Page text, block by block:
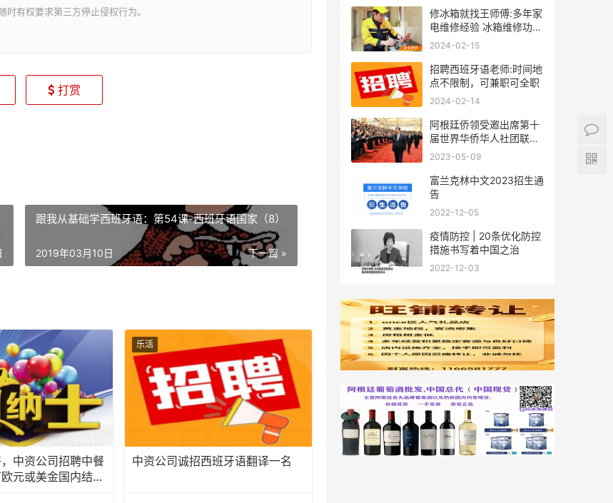
有权要求第三方停止侵权行为。
打赏
跟我从基础学西班牙语：第54课-西班牙语国家（8）
下一篇 »
2019年03月10日
中资公司招聘中餐
元或美金国内结
乐活
中资公司诚招西班牙语翻译一名
修冰箱就找王师傅:多年家
电维修经验 冰箱维修功底
深厚
2024-02-15
招聘西班牙语老师:时间地
点不限制，可兼职可全职
2024-02-14
阿根廷侨领受邀出席第十
届世界华侨华人社团联谊
大会
2023-05-09
富兰克林中文2023招生通
告
2022-12-05
疫情防控 | 20条优化防控
措施书写着中国之治
2022-12-03